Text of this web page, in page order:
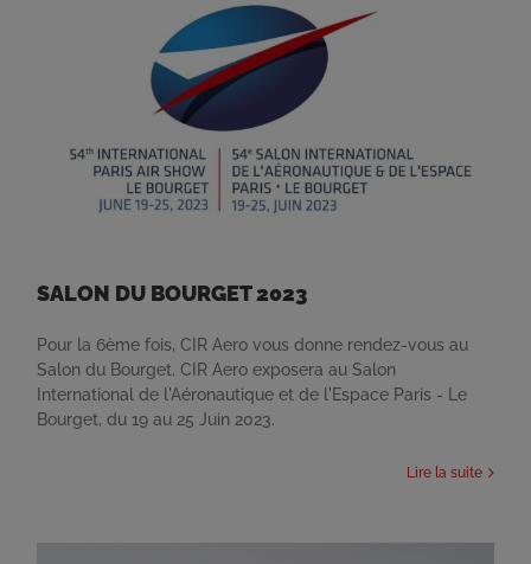
SALON DU BOURGET 2023
Pour la 6ème fois, CIR Aero vous donne rendez-vous au
Salon du Bourget. CIR Aero exposera au Salon
International de l'Aéronautique et de l'Espace Paris - Le
Bourget, du 19 au 25 Juin 2023.
Lire la suite